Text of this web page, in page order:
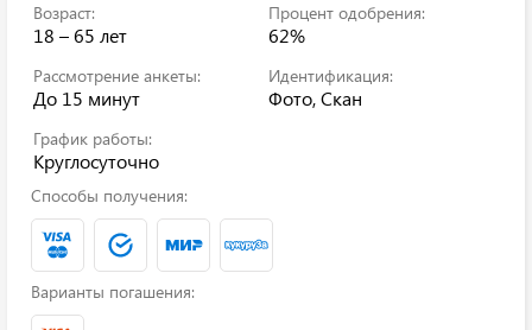
Возраст:
18 – 65 лет
Процент одобрения:
62%
Рассмотрение анкеты:
До 15 минут
Идентификация:
Фото, Скан
График работы:
Круглосуточно
Способы получения:
Варианты погашения: